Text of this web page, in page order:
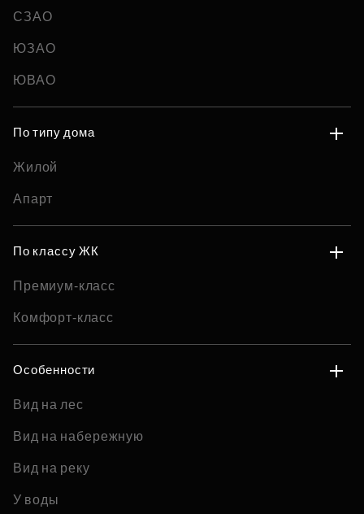
СЗАО
ЮЗАО
ЮВАО
По типу дома
Жилой
Апарт
По классу ЖК
Премиум-класс
Комфорт-класс
Особенности
Вид на лес
Вид на набережную
Вид на реку
У воды